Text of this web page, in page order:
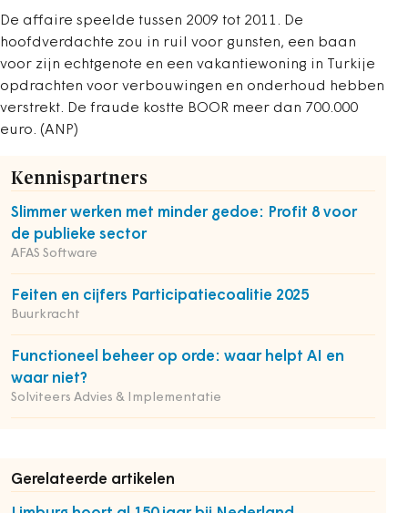
De affaire speelde tussen 2009 tot 2011. De
hoofdverdachte zou in ruil voor gunsten, een baan
voor zijn echtgenote en een vakantiewoning in Turkije
opdrachten voor verbouwingen en onderhoud hebben
verstrekt. De fraude kostte BOOR meer dan 700.000
euro. (ANP)
Kennispartners
Slimmer werken met minder gedoe: Profit 8 voor
de publieke sector
AFAS Software
Feiten en cijfers Participatiecoalitie 2025
Buurkracht
Functioneel beheer op orde: waar helpt AI en
waar niet?
Solviteers Advies & Implementatie
Gerelateerde artikelen